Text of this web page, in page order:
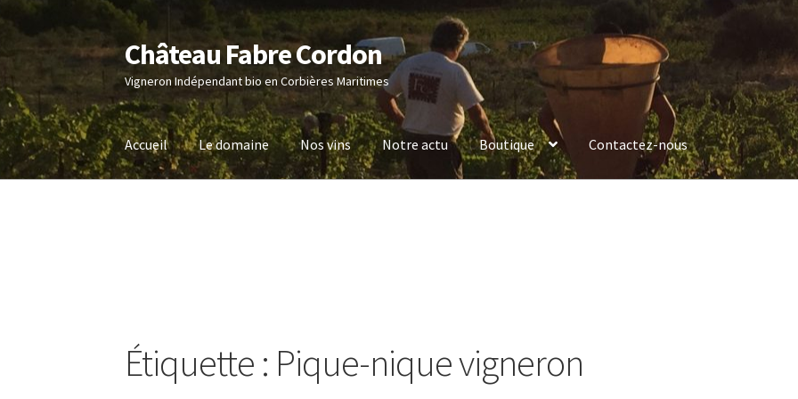
Aller
à
la
navigation
Aller
au
contenu
Château Fabre Cordon
Vigneron Indépendant bio en Corbières Maritimes
Accueil Le domaine Nos vins Notre actu Boutique Contactez-nous
Étiquette : Pique-nique vigneron